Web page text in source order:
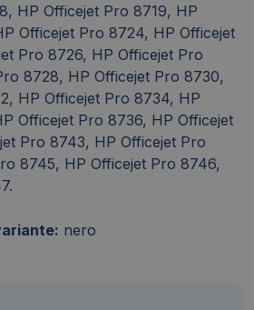
HP Officejet Pro 8719, HP
Officejet Pro 8724, HP Officejet
Pro 8726, HP Officejet Pro
8728, HP Officejet Pro 8730,
HP Officejet Pro 8734, HP
Officejet Pro 8736, HP Officejet
Pro 8743, HP Officejet Pro
8745, HP Officejet Pro 8746,
nero